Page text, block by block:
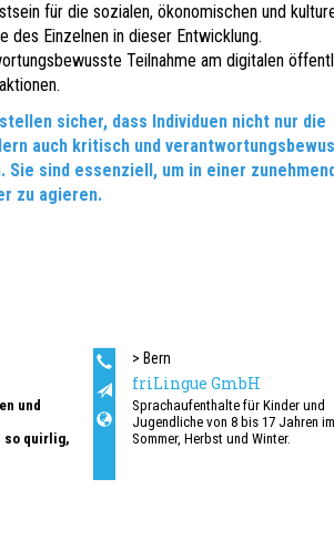
für die sozialen, ökonomischen und
des Einzelnen in dieser Entwicklung.
Teilnahme am digitalen
sicher, dass Individuen nicht nur die
auch kritisch und
sind essenziell, um in einer
zu agieren.
und
so quirlig,
> Bern
friLingue GmbH
Sprachaufenthalte für Kinder und
Jugendliche von 8 bis 17 Jahren
Sommer, Herbst und Winter.